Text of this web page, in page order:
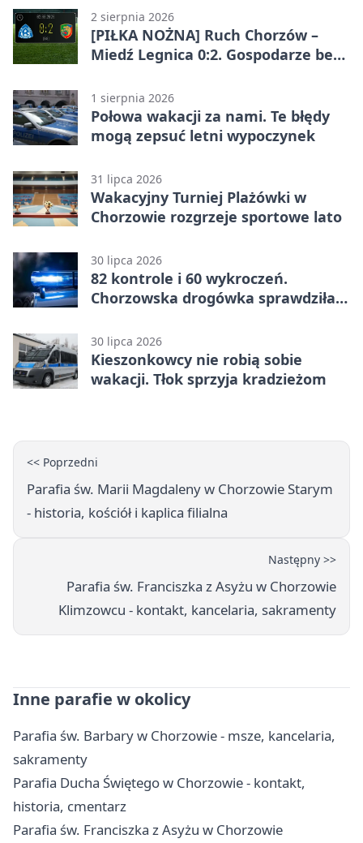
2 sierpnia 2026
[PIŁKA NOŻNA] Ruch Chorzów –
Miedź Legnica 0:2. Gospodarze bez
1 sierpnia 2026
Połowa wakacji za nami. Te błędy
mogą zepsuć letni wypoczynek
31 lipca 2026
Wakacyjny Turniej Plażówki w
Chorzowie rozgrzeje sportowe lato
30 lipca 2026
82 kontrole i 60 wykroczeń.
Chorzowska drogówka sprawdziła
30 lipca 2026
Kieszonkowcy nie robią sobie
wakacji. Tłok sprzyja kradzieżom
<< Poprzedni
Parafia św. Marii Magdaleny w Chorzowie Starym
- historia, kościół i kaplica filialna
Następny >>
Parafia św. Franciszka z Asyżu w Chorzowie
Klimzowcu - kontakt, kancelaria, sakramenty
Inne parafie w okolicy
Parafia św. Barbary w Chorzowie - msze, kancelaria,
sakramenty
Parafia Ducha Świętego w Chorzowie - kontakt,
historia, cmentarz
Parafia św. Franciszka z Asyżu w Chorzowie